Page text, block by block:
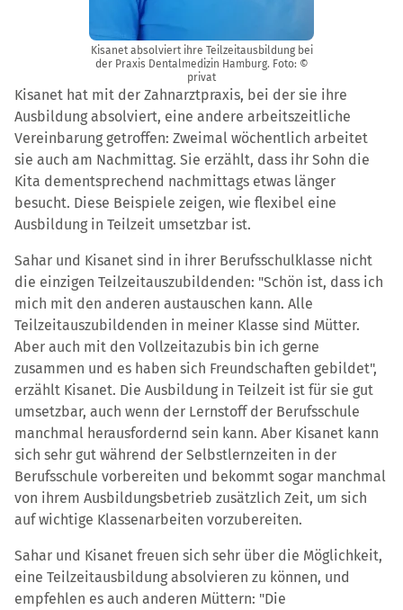
Kisanet absolviert ihre Teilzeitausbildung bei
der Praxis Dentalmedizin Hamburg. Foto: ©
privat
Kisanet hat mit der Zahnarztpraxis, bei der sie ihre
Ausbildung absolviert, eine andere arbeitszeitliche
Vereinbarung getroffen: Zweimal wöchentlich arbeitet
sie auch am Nachmittag. Sie erzählt, dass ihr Sohn die
Kita dementsprechend nachmittags etwas länger
besucht. Diese Beispiele zeigen, wie flexibel eine
Ausbildung in Teilzeit umsetzbar ist.
Sahar und Kisanet sind in ihrer Berufsschulklasse nicht
die einzigen Teilzeitauszubildenden: "Schön ist, dass ich
mich mit den anderen austauschen kann. Alle
Teilzeitauszubildenden in meiner Klasse sind Mütter.
Aber auch mit den Vollzeitazubis bin ich gerne
zusammen und es haben sich Freundschaften gebildet",
erzählt Kisanet. Die Ausbildung in Teilzeit ist für sie gut
umsetzbar, auch wenn der Lernstoff der Berufsschule
manchmal herausfordernd sein kann. Aber Kisanet kann
sich sehr gut während der Selbstlernzeiten in der
Berufsschule vorbereiten und bekommt sogar manchmal
von ihrem Ausbildungsbetrieb zusätzlich Zeit, um sich
auf wichtige Klassenarbeiten vorzubereiten.
Sahar und Kisanet freuen sich sehr über die Möglichkeit,
eine Teilzeitausbildung absolvieren zu können, und
empfehlen es auch anderen Müttern: "Die